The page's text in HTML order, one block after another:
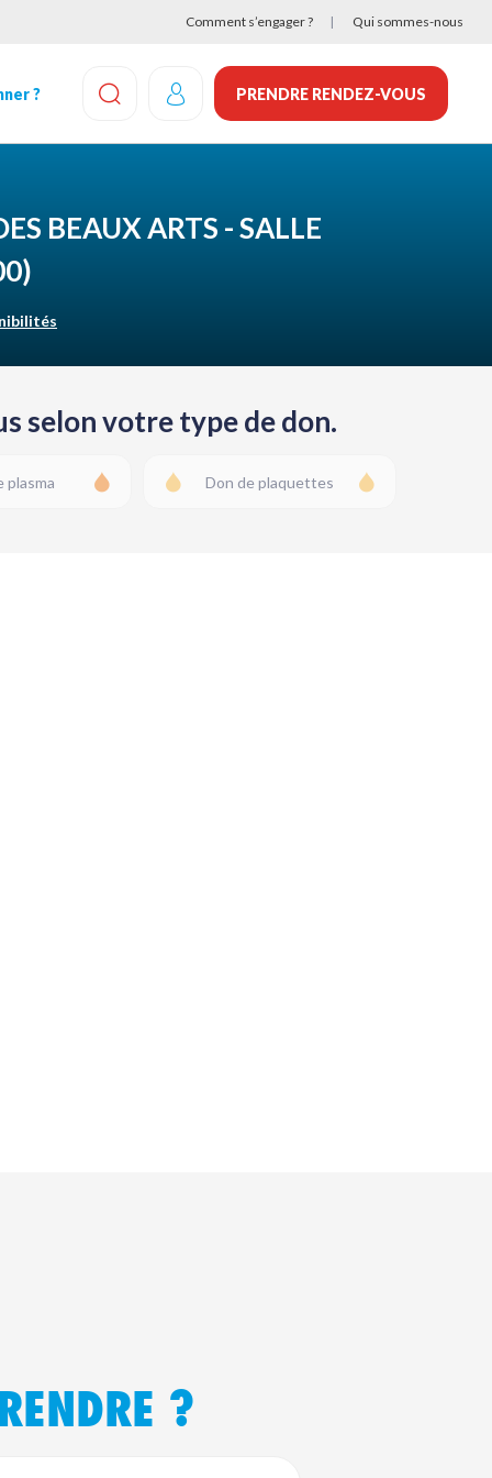
Comment s’engager ? Qui sommes-nous
?
EFFECTUEZ UNE RECHERCHE
PRENDRE RENDEZ-VOUS
BEAUX ARTS - SALLE
selon votre type de don.
plasma Don de plaquettes
?